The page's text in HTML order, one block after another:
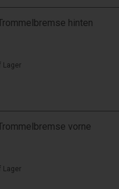
hinten
Lager
vorne
Lager